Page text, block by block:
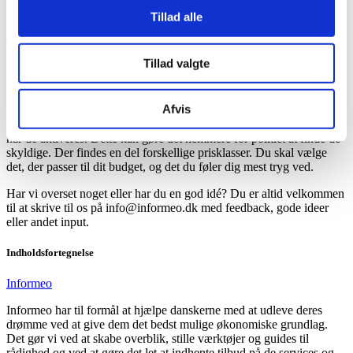
Tillad alle
Tillad valgte
Afvis
idé som minimum at have en tyverialarm, der kan sættes til, når du
der bliver aktiveret ved åbning. Derudover kan man udvide med
Nogle tyverialarmer kan også benyttes, når man sover. Dette er igen
typisk det samme system med sensorer ved døre og vinduer.
Derudover findes der bevægelsesalarmer, der aktiverer et kamera,
når de aktiveres. Dette kan gøre det nemmere for politiet at finde de
skyldige. Der findes en del forskellige prisklasser. Du skal vælge
det, der passer til dit budget, og det du føler dig mest tryg ved.
Har vi overset noget eller har du en god idé? Du er altid velkommen
til at skrive til os på info@informeo.dk med feedback, gode ideer
eller andet input.
Indholdsfortegnelse
Informeo
Informeo har til formål at hjælpe danskerne med at udleve deres
drømme ved at give dem det bedst mulige økonomiske grundlag.
Det gør vi ved at skabe overblik, stille værktøjer og guides til